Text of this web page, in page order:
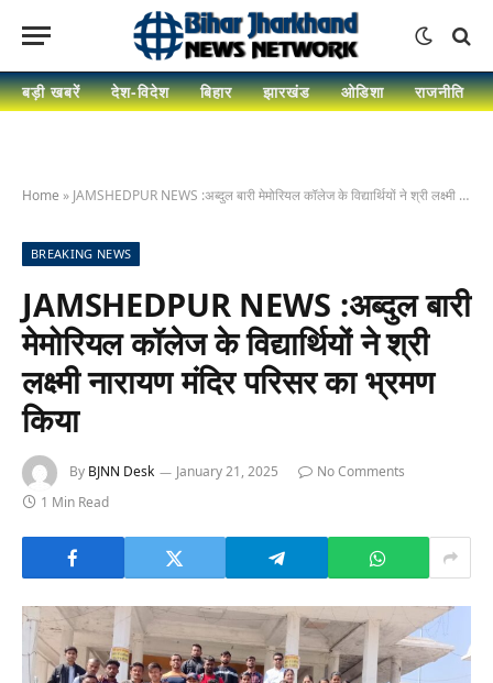
बड़ी खबरें देश-विदेश बिहार झारखंड ओडिशा राजनीति
Home » JAMSHEDPUR NEWS :अब्दुल बारी मेमोरियल कॉलेज के विद्यार्थियों ने श्री लक्ष्मी नारायण मंदिर परिसर का भ्रमण किया
BREAKING NEWS
JAMSHEDPUR NEWS :अब्दुल बारी
मेमोरियल कॉलेज के विद्यार्थियों ने श्री
लक्ष्मी नारायण मंदिर परिसर का भ्रमण
किया
By BJNN Desk January 21, 2025
No Comments
1 Min Read